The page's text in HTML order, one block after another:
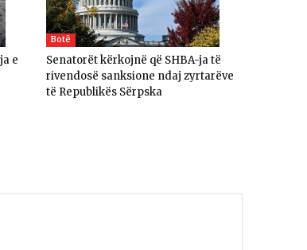
e
Botë
Senatorët kërkojnë që SHBA-ja të
rivendosë sanksione ndaj zyrtarëve
të Republikës Sërpska